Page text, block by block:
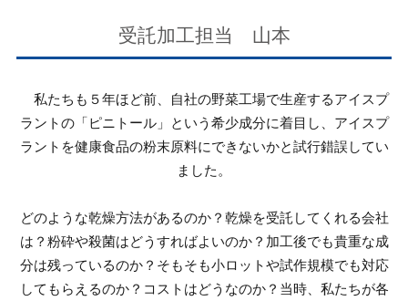
受託加工担当 山本
私たちも５年ほど前、自社の野菜工場で生産するアイスプ
ラントの「ピニトール」という希少成分に着目し、アイスプ
ラントを健康食品の粉末原料にできないかと試行錯誤してい
ました。
どのような乾燥方法があるのか？乾燥を受託してくれる会社
は？粉砕や殺菌はどうすればよいのか？加工後でも貴重な成
分は残っているのか？そもそも小ロットや試作規模でも対応
してもらえるのか？コストはどうなのか？当時、私たちが各